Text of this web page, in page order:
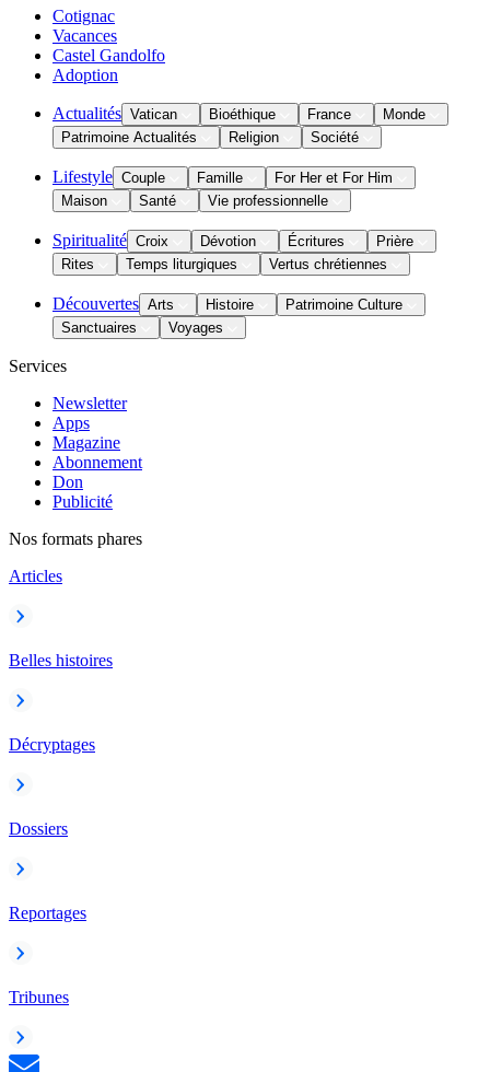
Cotignac
Vacances
Castel Gandolfo
Adoption
Actualités Vatican Bioéthique France
Monde
Patrimoine Actualités
Religion Société
Lifestyle Couple Famille
For Her et For Him
Maison
Santé Vie professionnelle
Spiritualité Croix Dévotion Écritures
Prière
Rites
Temps liturgiques Vertus chrétiennes
Découvertes Arts Histoire
Patrimoine Culture
Sanctuaires
Voyages
Services
Newsletter
Apps
Magazine
Abonnement
Don
Publicité
Nos formats phares
Articles
Belles histoires
Décryptages
Dossiers
Reportages
Tribunes